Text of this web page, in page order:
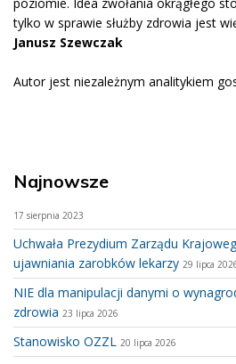
tylko w sprawie służby zdrowia jest
Janusz Szewczak
Autor jest niezależnym analitykiem
Najnowsze
17 sierpnia 2023
Uchwała Prezydium Zarządu
ujawniania zarobków lekarzy 29 lipca
NIE dla manipulacji danymi o
zdrowia 23 lipca 2026
Stanowisko OZZL 20 lipca 2026